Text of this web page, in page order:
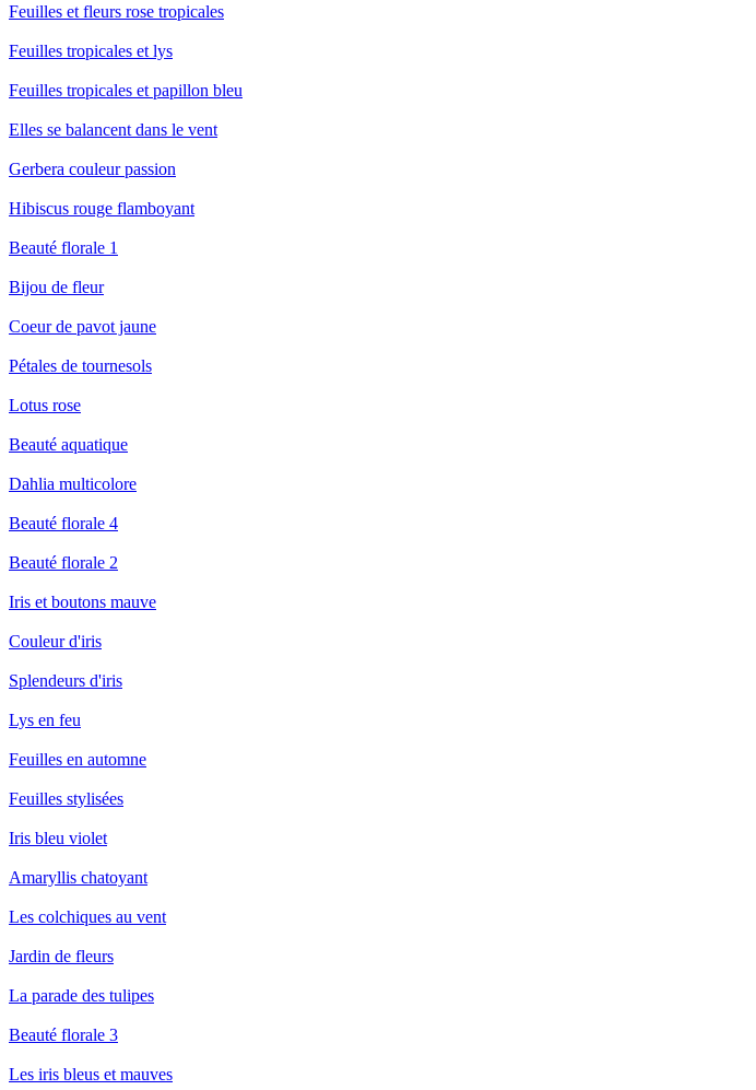
Feuilles et fleurs rose tropicales
Feuilles tropicales et lys
Feuilles tropicales et papillon bleu
Elles se balancent dans le vent
Gerbera couleur passion
Hibiscus rouge flamboyant
Beauté florale 1
Bijou de fleur
Coeur de pavot jaune
Pétales de tournesols
Lotus rose
Beauté aquatique
Dahlia multicolore
Beauté florale 4
Beauté florale 2
Iris et boutons mauve
Couleur d'iris
Splendeurs d'iris
Lys en feu
Feuilles en automne
Feuilles stylisées
Iris bleu violet
Amaryllis chatoyant
Les colchiques au vent
Jardin de fleurs
La parade des tulipes
Beauté florale 3
Les iris bleus et mauves